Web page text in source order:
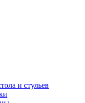
и стульев